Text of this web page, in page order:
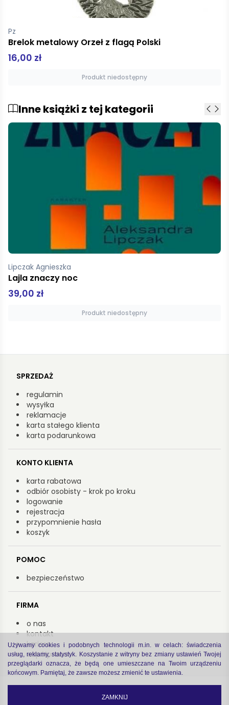
Używamy cookies i podobnych technologii m.in. w celach: świadczenia
usług, reklamy, statystyk. Koszystanie z witryny bez zmiany ustawień Twojej
przeglądarki oznacza, że będą one umieszczane na Twoim urządzeniu
końcowym. Pamiętaj, że zawsze możesz zmienić te ustawienia.
ZAMKNIJ
pz
Zwierzątka. Pierwsza kolorowanka z kotkiem
9,99 zł
Produkt niedostępny
Inne książki z tej kategorii
Springer Filip
Miedzianka. Historia znikania
Dodaj do koszyka
SPRZEDAŻ
regulamin
wysyłka
reklamacje
karta stałego klienta
karta podarunkowa
KONTO KLIENTA
karta rabatowa
odbiór osobisty - krok po kroku
logowanie
rejestracja
przypomnienie hasła
koszyk
POMOC
bezpieczeństwo
FIRMA
o nas
kontakt
kariera
współpraca
polityka prywatności